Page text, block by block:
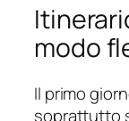
modo
Il primo
soprattutto